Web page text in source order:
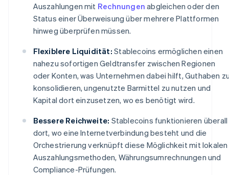
Auszahlungen mit Rechnungen abgleichen oder den
Status einer Überweisung über mehrere Plattformen
hinweg überprüfen müssen.
Flexiblere Liquidität: Stablecoins ermöglichen einen
nahezu sofortigen Geldtransfer zwischen Regionen
oder Konten, was Unternehmen dabei hilft, Guthaben
konsolidieren, ungenutzte Barmittel zu nutzen und
Kapital dort einzusetzen, wo es benötigt wird.
Bessere Reichweite: Stablecoins funktionieren überall
dort, wo eine Internetverbindung besteht und die
Orchestrierung verknüpft diese Möglichkeit mit lokalen
Auszahlungsmethoden, Währungsumrechnungen und
Compliance-Prüfungen.